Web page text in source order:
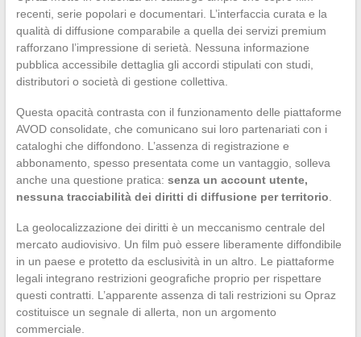
recenti, serie popolari e documentari. L’interfaccia curata e la
qualità di diffusione comparabile a quella dei servizi premium
rafforzano l’impressione di serietà. Nessuna informazione
pubblica accessibile dettaglia gli accordi stipulati con studi,
distributori o società di gestione collettiva.
Questa opacità contrasta con il funzionamento delle piattaforme
AVOD consolidate, che comunicano sui loro partenariati con i
cataloghi che diffondono. L’assenza di registrazione e
abbonamento, spesso presentata come un vantaggio, solleva
anche una questione pratica: senza un account utente,
nessuna tracciabilità dei diritti di diffusione per territorio
La geolocalizzazione dei diritti è un meccanismo centrale del
mercato audiovisivo. Un film può essere liberamente diffondibile
in un paese e protetto da esclusività in un altro. Le piattaforme
legali integrano restrizioni geografiche proprio per rispettare
questi contratti. L’apparente assenza di tali restrizioni su Opraz
costituisce un segnale di allerta, non un argomento
commerciale.